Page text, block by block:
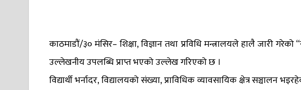
काठमाडौं/३० मंसिर– शिक्षा, विज्ञान तथा प्रविधि मन्त्रालयले हालै जारी गरेको
उल्लेखनीय उपलब्धि प्राप्त भएको उल्लेख गरिएको छ ।
विद्यार्थी भर्नादर, विद्यालयको संख्या, प्राविधिक व्यावसायिक क्षेत्र सञ्चालन